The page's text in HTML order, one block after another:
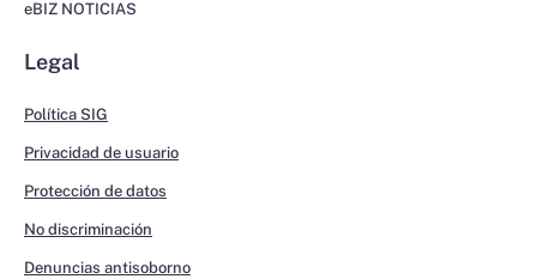
eBIZ NOTICIAS
Legal
Política SIG
Privacidad de usuario
Protección de datos
No discriminación
Denuncias antisoborno